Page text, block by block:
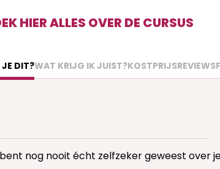
HIER ALLES OVER DE CURSUS
JE DIT?WAT KRIJG IK JUIST?KOSTPRIJSREVIEWS
nog nooit écht zelfzeker geweest over